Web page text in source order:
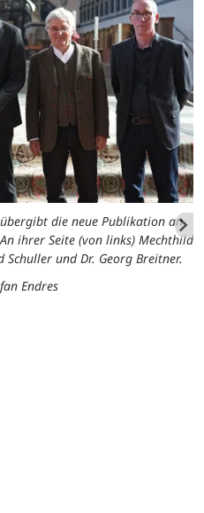
die neue Publikation an
ihrer Seite (von links) Mechthild
Schuller und Dr. Georg Breitner.
Endres